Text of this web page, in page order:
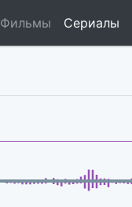
Фильмы Сериалы